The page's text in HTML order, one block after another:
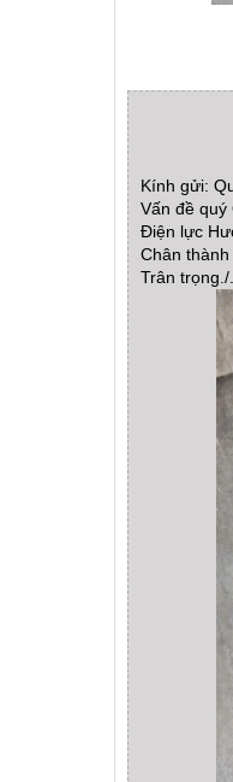
Kính gửi:
Vấn đề quý
Điện lực
Chân thành
Trân trọng./.